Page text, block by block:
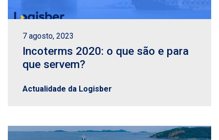
7 agosto, 2023
Incoterms 2020: o que são e para
que servem?
Actualidade da Logisber